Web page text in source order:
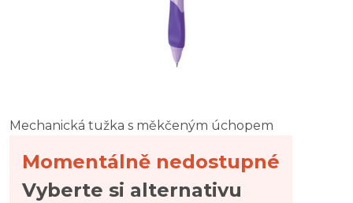
CONCORDE Kuličkové pero Velocity, asort
CONCORDE Kuličkové pero Ezee Click, asort
CONCORDE Kuličkové pero Vášeň, asort
CONCORDE Kuličkové pero Digital, asort
Mechanická tužka s měkčeným úchopem
Momentálně nedostupné
Vyberte si alternativu